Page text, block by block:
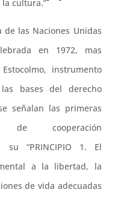
cultura.”
las Naciones Unidas
en 1972, mas
instrumento
bases del derecho
señalan las primeras
de cooperación
su “PRINCIPIO 1. El
a la libertad, la
de vida adecuadas